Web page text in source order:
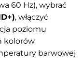
60 Hz), wybrać
, włączyć
poziomu
kolorów
barwowej